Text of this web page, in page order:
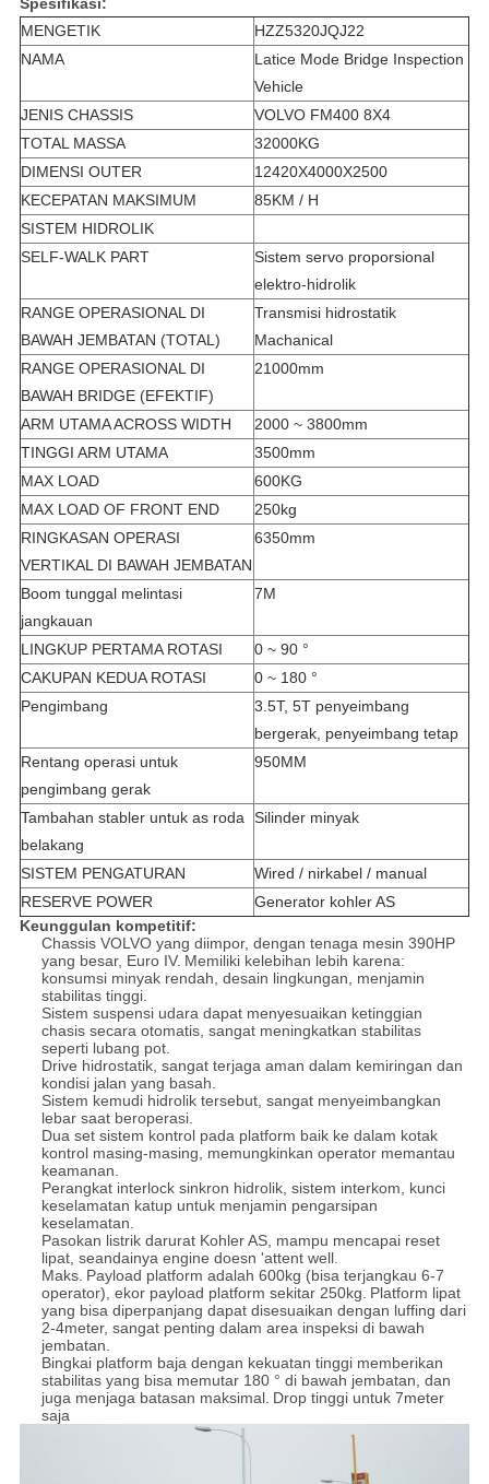
Spesifikasi:
MENGETIK
HZZ5320JQJ22
NAMA
Latice Mode Bridge Inspection
Vehicle
JENIS CHASSIS
VOLVO FM400 8X4
TOTAL MASSA
32000KG
DIMENSI OUTER
12420X4000X2500
KECEPATAN MAKSIMUM
85KM / H
SISTEM HIDROLIK
SELF-WALK PART
Sistem servo proporsional
elektro-hidrolik
RANGE OPERASIONAL DI
BAWAH JEMBATAN (TOTAL)
Transmisi hidrostatik
Machanical
RANGE OPERASIONAL DI
BAWAH BRIDGE (EFEKTIF)
21000mm
ARM UTAMA ACROSS WIDTH
2000 ~ 3800mm
TINGGI ARM UTAMA
3500mm
MAX LOAD
600KG
MAX LOAD OF FRONT END
250kg
RINGKASAN OPERASI
VERTIKAL DI BAWAH JEMBATAN
6350mm
Boom tunggal melintasi
jangkauan
7M
LINGKUP PERTAMA ROTASI
0 ~ 90 °
CAKUPAN KEDUA ROTASI
0 ~ 180 °
Pengimbang
3.5T, 5T penyeimbang
bergerak, penyeimbang tetap
Rentang operasi untuk
pengimbang gerak
950MM
Tambahan stabler untuk as roda
belakang
Silinder minyak
SISTEM PENGATURAN
Wired / nirkabel / manual
RESERVE POWER
Generator kohler AS
Keunggulan kompetitif:
Chassis VOLVO yang diimpor, dengan tenaga mesin 390HP
yang besar, Euro IV. Memiliki kelebihan lebih karena:
konsumsi minyak rendah, desain lingkungan, menjamin
stabilitas tinggi.
Sistem suspensi udara dapat menyesuaikan ketinggian
chasis secara otomatis, sangat meningkatkan stabilitas
seperti lubang pot.
Drive hidrostatik, sangat terjaga aman dalam kemiringan dan
kondisi jalan yang basah.
Sistem kemudi hidrolik tersebut, sangat menyeimbangkan
lebar saat beroperasi.
Dua set sistem kontrol pada platform baik ke dalam kotak
kontrol masing-masing, memungkinkan operator memantau
keamanan.
Perangkat interlock sinkron hidrolik, sistem interkom, kunci
keselamatan katup untuk menjamin pengarsipan
keselamatan.
Pasokan listrik darurat Kohler AS, mampu mencapai reset
lipat, seandainya engine doesn 'attent well.
Maks. Payload platform adalah 600kg (bisa terjangkau 6-7
operator), ekor payload platform sekitar 250kg. Platform lipat
yang bisa diperpanjang dapat disesuaikan dengan luffing dari
2-4meter, sangat penting dalam area inspeksi di bawah
jembatan.
Bingkai platform baja dengan kekuatan tinggi memberikan
stabilitas yang bisa memutar 180 ° di bawah jembatan, dan
juga menjaga batasan maksimal. Drop tinggi untuk 7meter
saja